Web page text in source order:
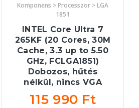
Komponens > Processzor > LGA
1851
INTEL Core Ultra 7
265KF (20 Cores, 30M
Cache, 3.3 up to 5.50
GHz, FCLGA1851)
Dobozos, hűtés
nélkül, nincs VGA
115 990 Ft